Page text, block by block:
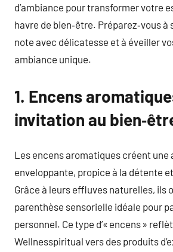
d’ambiance pour transformer votre
havre de bien‑être. Préparez‑vous à
note avec délicatesse et à éveiller
ambiance unique.
1. Encens
invitation au
Les encens aromatiques créent une
enveloppante, propice à la détente
Grâce à leurs effluves naturelles, ils
parenthèse sensorielle idéale pour
personnel. Ce type d’« encens »
Wellnesspiritual vers des produits